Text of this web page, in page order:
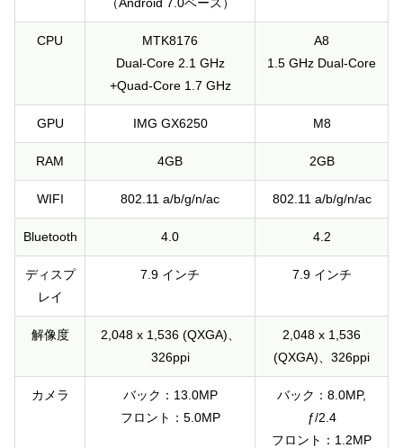
CPU
MTK8176
Dual-Core 2.1 GHz
+Quad-Core 1.7 GHz
A8
1.5 GHz Dual-Core
GPU IMG GX6250 M8
RAM 4GB 2GB
WIFI 802.11 a/b/g/n/ac 802.11 a/b/g/n/ac
Bluetooth 4.0 4.2
ディスプ
レイ
7.9 インチ 7.9 インチ
解像度
2,048 x 1,536 (QXGA)、
326ppi
2,048 x 1,536
(QXGA)、326ppi
カメラ
バック：13.0MP
フロント：5.0MP
バック：8.0MP,
ƒ/2.4
フロント：1.2MP